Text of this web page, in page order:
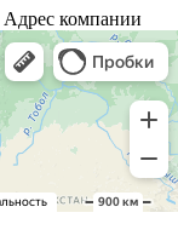
Адрес компании